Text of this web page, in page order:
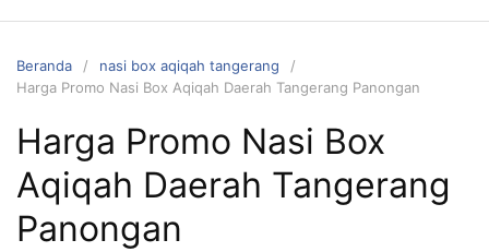
Beranda
nasi box aqiqah tangerang
Harga Promo Nasi Box Aqiqah Daerah Tangerang Panongan
Harga Promo Nasi Box
Aqiqah Daerah Tangerang
Panongan